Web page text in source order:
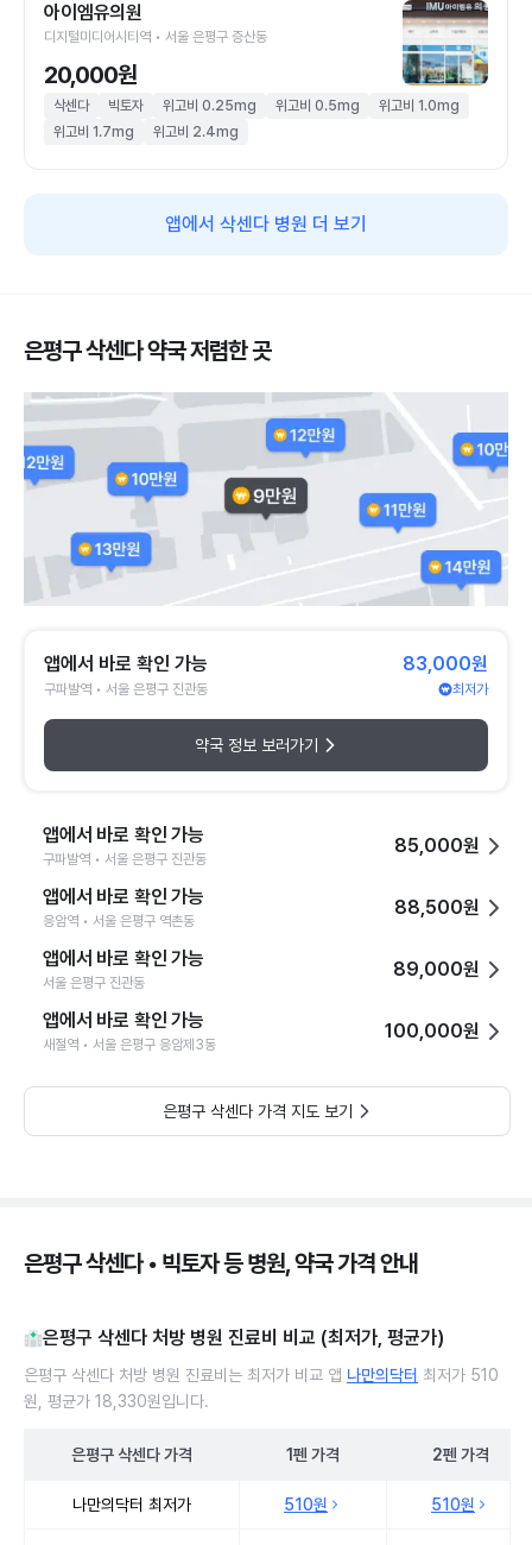
아이엠유의원
디지털미디어시티역 • 서울 은평구 증산동
20,000원
삭센다 빅토자 위고비 0.25mg 위고비 0.5mg
위고비 1.0mg
위고비 1.7mg
위고비 2.4mg
앱에서 삭센다 병원 더 보기
은평구 삭센다 약국 저렴한 곳
앱에서 바로 확인 가능
구파발역 • 서울 은평구 진관동
83,000원
최저가
약국 정보 보러가기
앱에서 바로 확인 가능
구파발역 • 서울 은평구 진관동
85,000원
앱에서 바로 확인 가능
응암역 • 서울 은평구 역촌동
88,500원
앱에서 바로 확인 가능
서울 은평구 진관동
89,000원
앱에서 바로 확인 가능
새절역 • 서울 은평구 응암제3동
100,000원
은평구 삭센다 가격 지도 보기
은평구 삭센다 • 빅토자 등 병원, 약국 가격 안내
은평구 삭센다 처방 병원 진료비 비교 (최저가, 평균가)
은평구 삭센다 처방 병원 진료비는 최저가 비교 앱 나만의닥터 최저가 510
원, 평균가 18,330원입니다.
은평구 삭센다가격 1펜 가격 2펜 가격
나만의닥터 최저가 510원 510원